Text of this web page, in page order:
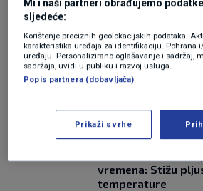
Oglas
NAJČITANIJE
vremena: Stižu
temperature
Mi i naši partneri obrađujemo
sljedeće:
Korištenje preciznih geolokacijskih podataka.
karakteristika uređaja za identifikaciju. Pohrana
uređaju. Personalizirano oglašavanje i sadržaj,
sadržaja, uvidi u publiku i razvoj usluga.
Popis partnera (dobavljača)
Prikaži svrhe